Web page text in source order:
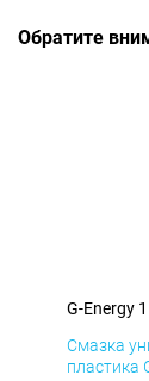
Обратите
G-Energy
Смазка
пластика